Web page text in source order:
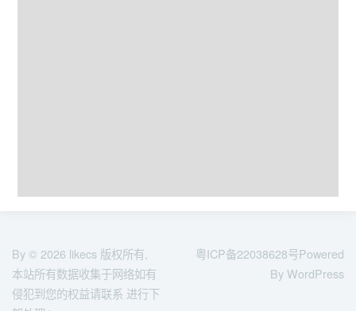
By © 2026 likecs 版权所有,
本站所有数据收集于网络如有
侵犯到您的权益请联系 进行下
粤ICP备22038628号Powered
By WordPress